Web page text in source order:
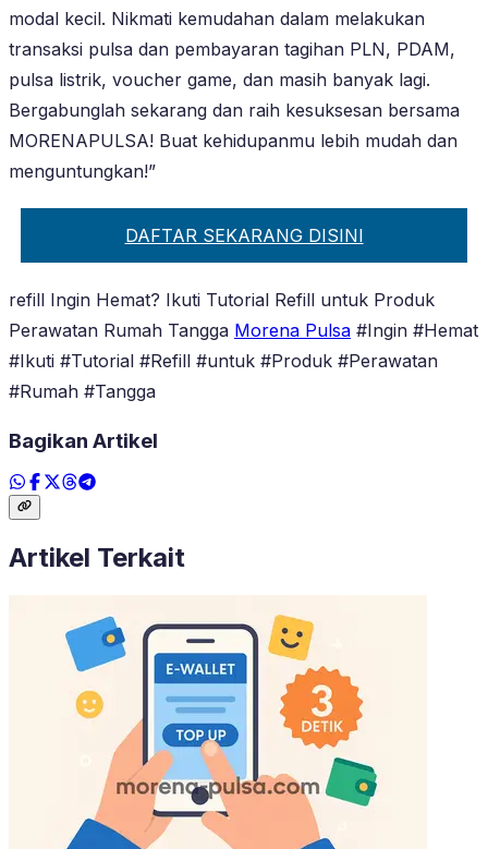
modal kecil. Nikmati kemudahan dalam melakukan
transaksi pulsa dan pembayaran tagihan PLN, PDAM,
pulsa listrik, voucher game, dan masih banyak lagi.
Bergabunglah sekarang dan raih kesuksesan bersama
MORENAPULSA! Buat kehidupanmu lebih mudah dan
menguntungkan!”
DAFTAR SEKARANG DISINI
refill Ingin Hemat? Ikuti Tutorial Refill untuk Produk
Perawatan Rumah Tangga Morena Pulsa #Ingin #Hemat
#Ikuti #Tutorial #Refill #untuk #Produk #Perawatan
#Rumah #Tangga
Bagikan Artikel
Artikel Terkait